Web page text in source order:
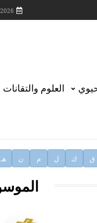
العلوم والتقانات
ق ك ل م ن هـ